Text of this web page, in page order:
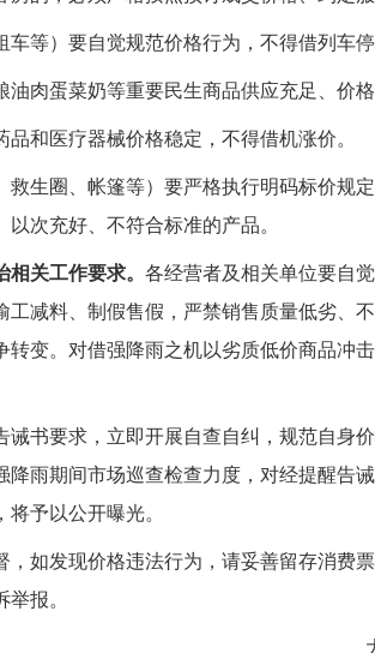
等）要自觉规范价格行为，不得借列车
肉蛋菜奶等重要民生商品供应充足、价
品和医疗器械价格稳定，不得借机涨价。
救生圈、帐篷等）要严格执行明码标价规
次充好、不符合标准的产品。
关工作要求。 各经营者及相关单位要自
减料、制假售假，严禁销售质量低劣、
变。对借强降雨之机以劣质低价商品冲
书要求，立即开展自查自纠，规范自身
降雨期间市场巡查检查力度 ， 对经提醒告
予以公开曝光。
如发现价格违法行为， 请妥善留存消费
报。
行政公署市